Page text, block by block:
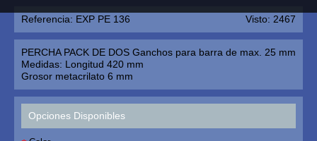
Visto: 2467
Referencia: EXP PE 136
PERCHA PACK DE DOS Ganchos para barra de max. 25 mm
Medidas: Longitud 420 mm
Grosor metacrilato 6 mm
Opciones Disponibles